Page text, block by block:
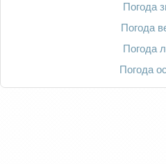
Погода
Погода
Погода
Погода